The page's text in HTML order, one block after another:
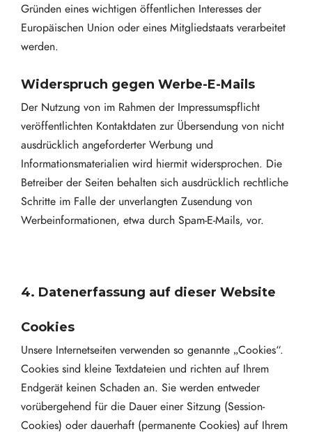
Gründen eines wichtigen öffentlichen Interesses der
Europäischen Union oder eines Mitgliedstaats verarbeitet
werden.
Widerspruch gegen Werbe-E-Mails
Der Nutzung von im Rahmen der Impressumspflicht
veröffentlichten Kontaktdaten zur Übersendung von nicht
ausdrücklich angeforderter Werbung und
Informationsmaterialien wird hiermit widersprochen. Die
Betreiber der Seiten behalten sich ausdrücklich rechtliche
Schritte im Falle der unverlangten Zusendung von
Werbeinformationen, etwa durch Spam-E-Mails, vor.
4. Datenerfassung auf dieser Website
Cookies
Unsere Internetseiten verwenden so genannte „Cookies“.
Cookies sind kleine Textdateien und richten auf Ihrem
Endgerät keinen Schaden an. Sie werden entweder
vorübergehend für die Dauer einer Sitzung (Session-
Cookies) oder dauerhaft (permanente Cookies) auf Ihrem